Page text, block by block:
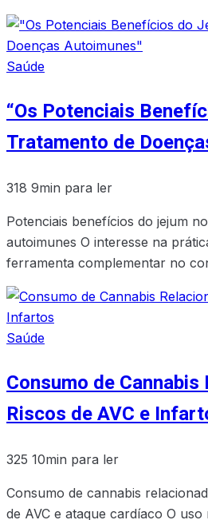
Saúde
“Os Potenciais
Tratamento de
318 9min para ler
Potenciais benefícios do jejum
autoimunes O interesse na
ferramenta complementar no
Saúde
Consumo de Cannabis
Riscos de AVC e
325 10min para ler
Consumo de cannabis
de AVC e ataque cardíaco O